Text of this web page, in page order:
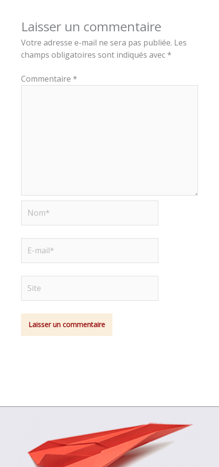
Laisser un commentaire
Votre adresse e-mail ne sera pas publiée. Les
champs obligatoires sont indiqués avec *
Commentaire *
mail*